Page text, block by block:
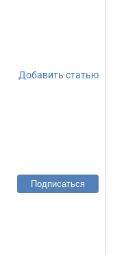
Добавить статью
Подписаться